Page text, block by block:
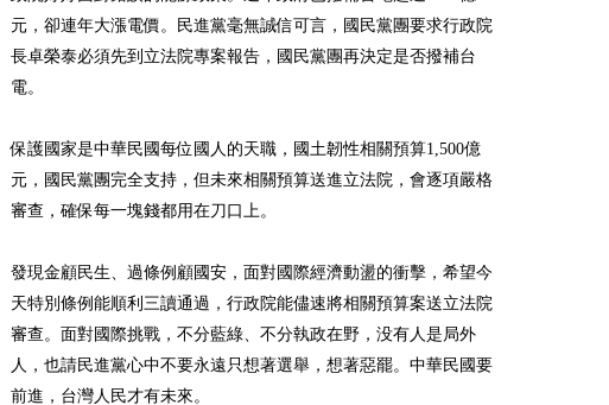
元，卻連年大漲電價。民進黨毫無誠信可言，國民黨團要求行政院
長卓榮泰必須先到立法院專案報告，國民黨團再決定是否撥補台
電。
保護國家是中華民國每位國人的天職，國土韌性相關預算1,500億
元，國民黨團完全支持，但未來相關預算送進立法院，會逐項嚴格
審查，確保每一塊錢都用在刀口上。
發現金顧民生、過條例顧國安，面對國際經濟動盪的衝擊，希望今
天特別條例能順利三讀通過，行政院能儘速將相關預算案送立法院
審查。面對國際挑戰，不分藍綠、不分執政在野，没有人是局外
人，也請民進黨心中不要永遠只想著選舉，想著惡罷。中華民國要
前進，台灣人民才有未來。